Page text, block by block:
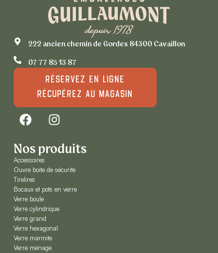
222 ancien chemin de Gordes 84300 Cavaillon
07 77 85 13 87
Réservez en ligne
récupérez au magasin
Nos produits
Accessoires
Ouvre boite de sécurité
Tirelires
Bocaux et pots en verre
Verre boule
Verre cylindrique
Verre grand
Verre hexagonal
Verre marmite
Verre ménage